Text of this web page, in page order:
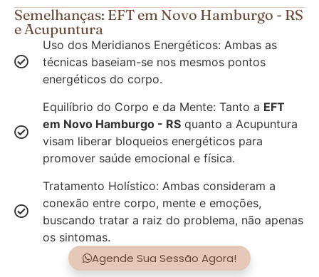
Semelhanças: EFT em Novo Hamburgo - RS
e Acupuntura
Uso dos Meridianos Energéticos: Ambas as
técnicas baseiam-se nos mesmos pontos
energéticos do corpo.
Equilíbrio do Corpo e da Mente: Tanto a EFT
em Novo Hamburgo - RS quanto a Acupuntura
visam liberar bloqueios energéticos para
promover saúde emocional e física.
Tratamento Holístico: Ambas consideram a
conexão entre corpo, mente e emoções,
buscando tratar a raiz do problema, não apenas
os sintomas.
Agende Sua Sessão Agora!